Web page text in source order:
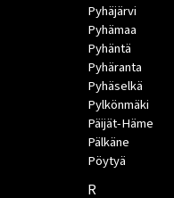
Pyhäjärvi
Pyhämaa
Pyhäntä
Pyhäranta
Pyhäselkä
Pylkönmäki
Päijät-Häme
Pälkäne
Pöytyä
R